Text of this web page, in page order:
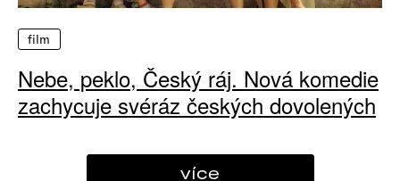
film
Nebe, peklo, Český ráj. Nová komedie
zachycuje svéráz českých dovolených
více